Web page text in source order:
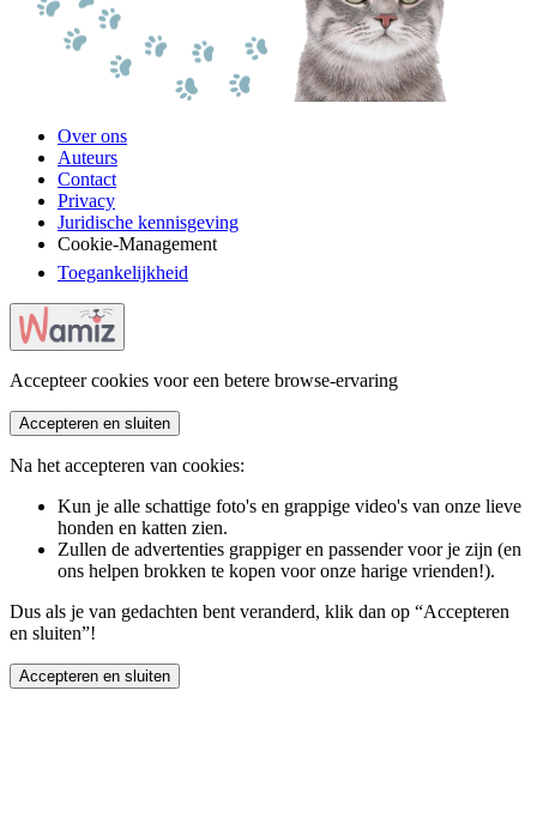
Over ons
Auteurs
Contact
Privacy
Juridische kennisgeving
Cookie-Management
Toegankelijkheid
Accepteer cookies voor een betere browse-ervaring
Accepteren en sluiten
Na het accepteren van cookies:
Kun je alle schattige foto's en grappige video's van onze lieve
honden en katten zien.
Zullen de advertenties grappiger en passender voor je zijn (en
ons helpen brokken te kopen voor onze harige vrienden!).
Dus als je van gedachten bent veranderd, klik dan op “Accepteren
en sluiten”!
Accepteren en sluiten